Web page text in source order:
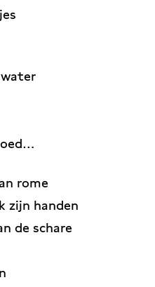
rome
zijn handen
de schare